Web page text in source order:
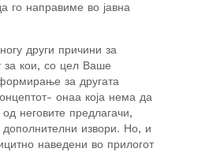
го направиме во јавна
други причини за
за кои, со цел Ваше
за другата
онаа која нема да
неговите предлагачи,
дополнителни извори. Но, и
наведени во прилогот